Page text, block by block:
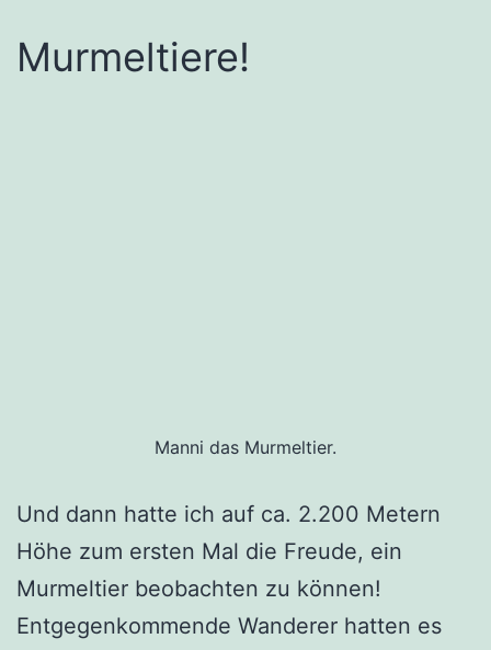
Murmeltiere!
Manni das Murmeltier.
Und dann hatte ich auf ca. 2.200 Metern
Höhe zum ersten Mal die Freude, ein
Murmeltier beobachten zu können!
Entgegenkommende Wanderer hatten es